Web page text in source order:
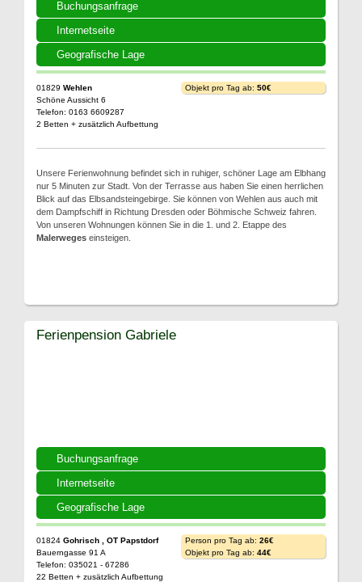
Buchungsanfrage
Internetseite
Geografische Lage
01829 Wehlen
Schöne Aussicht 6
Telefon: 0163 6609287
2 Betten + zusätzlich Aufbettung
Objekt pro Tag ab: 50€
Unsere Ferienwohnung befindet sich in ruhiger, schöner Lage am Elbhang
nur 5 Minuten zur Stadt. Von der Terrasse aus haben Sie einen herrlichen
Blick auf das Elbsandsteingebirge. Sie können von Wehlen aus auch mit
dem Dampfschiff in Richtung Dresden oder Böhmische Schweiz fahren.
Von unseren Wohnungen können Sie in die 1. und 2. Etappe des
Malerweges einsteigen.
Buchungsanfrage
Internetseite
Geografische Lage
Ferienpension Gabriele
01824 Gohrisch , OT Papstdorf
Bauerngasse 91 A
Telefon: 035021 - 67286
22 Betten + zusätzlich Aufbettung
Person pro Tag ab: 26€
Objekt pro Tag ab: 44€